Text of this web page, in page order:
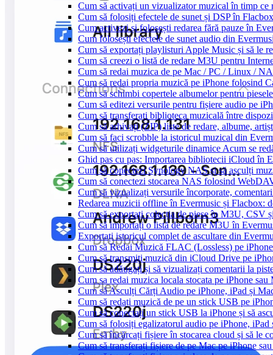
Cum să activați un vizualizator muzical în timp ce
Cum să folosiți efectele de sunet și DSP în
Cum activezi și folosești redarea fără pauze în
Cum folosești efectele de sunet audio din
Cum să exportați playlisturi Apple Music și să le
Cum să creezi o listă de redare M3U pentru
Cum să redai muzica de pe Mac / PC / Linux /
Cum să redai propria muzică pe iPhone folosind
Cum să schimbi copertele albumelor pentru
Cum să editezi versurile pentru fișiere audio pe
Cum să transferați biblioteca muzicală între
Cum să arhivați (ZIP) liste de redare, albume,
Cum să faci scrobble la istoricul muzical din
Cum să utilizați widgeturile dinamice Acum se
Ghid pas cu pas: Importarea bibliotecii iCloud în
Cum să conectezi Synology NAS și să asculți
Cum să conectezi stocarea NAS folosind
Cum să vizualizați versurile încorporate,
Redarea muzicii offline în Evermusic și Flacbox:
Cum să exportați colecția de piese în M3U, CSV
Cum să importați o listă de redare M3U în
Exportați istoricul complet de ascultare din
Cum să Redai Muzică FLAC (Lossless) pe
Cum să transmiți muzică din iCloud Drive pe
Cum să adăugați și să vizualizați comentarii la
Cum sa redai muzica locala stocata pe iPhone sau
Cum să Asculți Cărți Audio pe iPhone, iPad și
Cum să redați muzică de pe un stick USB pe
Cum să conectați un stick USB la iPhone și să
Cum să folosiți egalizatorul audio pe iPhone,
Cum să încărcați fișiere în stocarea cloud și să le
Cum să transferați fișiere de pe Mac pe iPhone